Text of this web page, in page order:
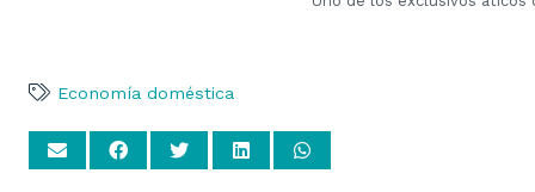
Economía doméstica